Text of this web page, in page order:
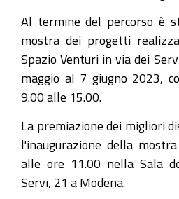
Al termine del percorso è
mostra dei progetti
Spazio Venturi in via dei
maggio al 7 giugno 2023,
9.00 alle 15.00.
La premiazione dei migliori
l'inaugurazione della
alle ore 11.00 nella Sala
Servi, 21 a Modena.